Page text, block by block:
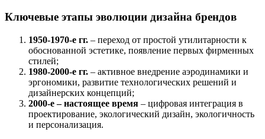
Ключевые этапы эволюции дизайна брендов
1950-1970-е гг. – переход от простой утилитарности к
обоснованной эстетике, появление первых фирменных
стилей;
1980-2000-е гг. – активное внедрение аэродинамики и
эргономики, развитие технологических решений и
дизайнерских концепций;
2000-е – настоящее время – цифровая интеграция в
проектирование, экологический дизайн, экологичность
и персонализация.